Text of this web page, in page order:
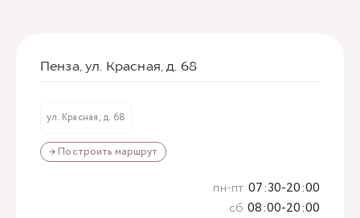
Пенза, ул. Красная, д. 68
ул. Красная, д. 68
→ Построить маршрут
пн-пт 07:30-20:00
сб 08:00-20:00